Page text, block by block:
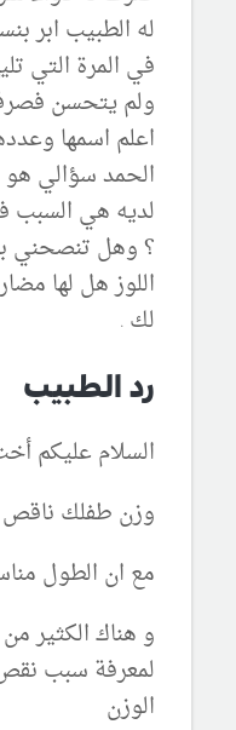
له الطبيب ابر
في المرة التي
ولم يتحسن
الحمد سؤالي هو
لديه هي السبب
؟ وهل تنصحني
اللوز هل لها
لك .
رد الطبيب
السلام عليكم
وزن طفلك ناقص
مع ان الطول
و هناك الكثير
لمعرفة سبب
الوزن